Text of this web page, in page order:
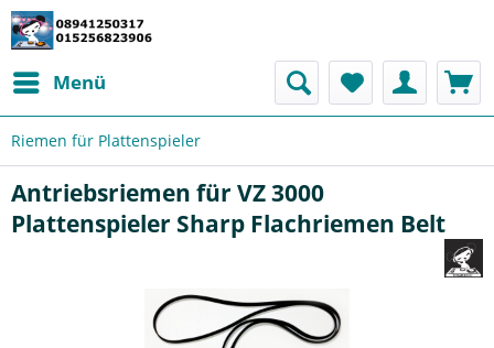
Menü
Riemen für Plattenspieler
Antriebsriemen für VZ 3000
Plattenspieler Sharp Flachriemen Belt